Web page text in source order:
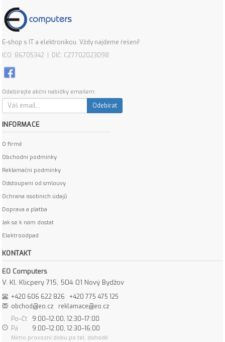
E-shop s IT a elektronikou. Vždy najdeme řešení!
IČO: 86705342 | DIČ: CZ7702023098
Odebírejte akční nabídky emailem:
Odebírat
INFORMACE
O firmě
Obchodní podmínky
Reklamační podmínky
Odstoupení od smlouvy
Ochrana osobních údajů
Doprava a platba
Jak se k nám dostat
Elektroodpad
KONTAKT
EO Computers
V. Kl. Klicpery 715, 504 01 Nový Bydžov
+420 606 622 826
+420 775 475 125
obchod@eo.cz
reklamace@eo.cz
Po–Čt
9:00–12:00, 12:30–17:00
Pá
9:00–12:00, 12:30–16:00
Mimo provozní dobu po tel. dohodě